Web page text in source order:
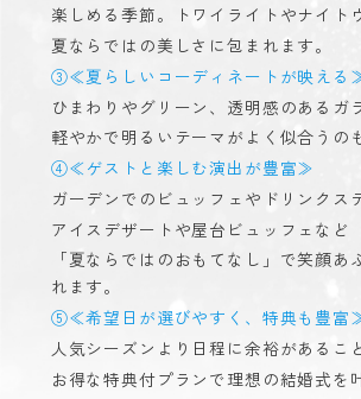
楽しめる季節。トワイライトやナイト
夏ならではの美しさに包まれます。
③≪夏らしいコーディネートが映える
ひまわりやグリーン、透明感のあるガ
軽やかで明るいテーマがよく似合うの
④≪ゲストと楽しむ演出が豊富≫
ガーデンでのビュッフェやドリンクス
アイスデザートや屋台ビュッフェなど
「夏ならではのおもてなし」で笑顔あ
れます。
⑤≪希望日が選びやすく、特典も豊富
人気シーズンより日程に余裕があるこ
お得な特典付プランで理想の結婚式を